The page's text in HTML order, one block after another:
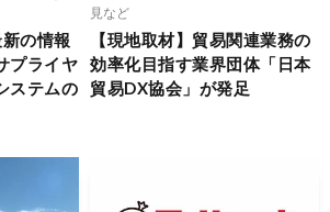
の情報
プライヤ
ステムの
見など
【現地取材】貿易関連業務の
効率化目指す業界団体「日本
貿易DX協会」が発足